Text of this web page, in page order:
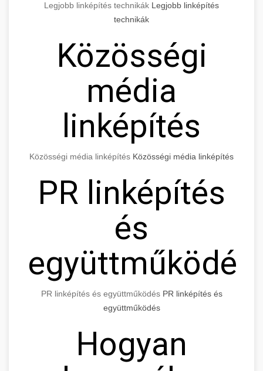
Legjobb linképítés technikák Legjobb linképítés
technikák
Közösségi
média
linképítés
Közösségi média linképítés Közösségi média linképítés
PR linképítés
és
együttműködés
PR linképítés és együttműködésPR linképítés és
együttműködés
Hogyan